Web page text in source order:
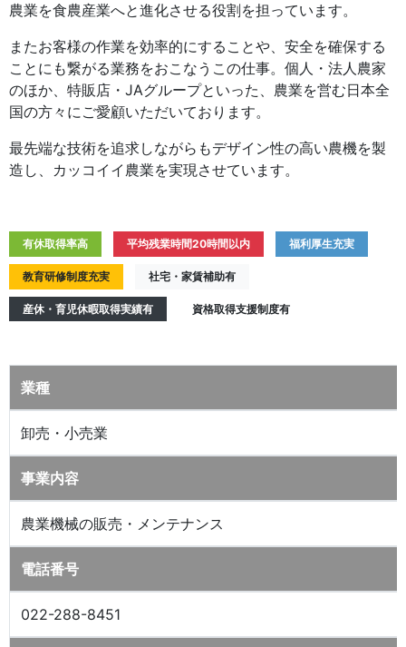
農業を食農産業へと進化させる役割を担っています。
またお客様の作業を効率的にすることや、安全を確保する
ことにも繋がる業務をおこなうこの仕事。個人・法人農家
のほか、特販店・JAグループといった、農業を営む日本全
国の方々にご愛顧いただいております。
最先端な技術を追求しながらもデザイン性の高い農機を製
造し、カッコイイ農業を実現させています。
有休取得率高 平均残業時間20時間以内 福利厚生充実
教育研修制度充実 社宅・家賃補助有
産休・育児休暇取得実績有 資格取得支援制度有
業種
卸売・小売業
事業内容
農業機械の販売・メンテナンス
電話番号
022-288-8451